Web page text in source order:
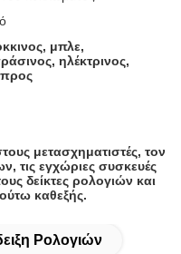
μπλε,
ηλέκτρινος,
μετασχηματιστές, τον
τις εγχώριες συσκευές
δείκτες ρολογιών και
καθεξής.
Ρολογιών